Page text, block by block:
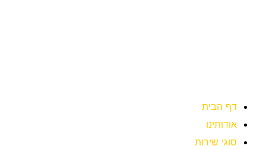
דף הבית
אודותינו
סוגי שירות